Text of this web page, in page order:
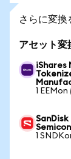
さらに変換
アセット変
iShares
1
1